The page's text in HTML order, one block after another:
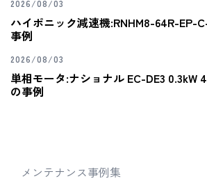
2026/08/03
ハイポニック減速機:RNHM8-64R-EP-
事例
2026/08/03
単相モータ:ナショナル EC-DE3 0.3kW
の事例
メンテナンス事例集